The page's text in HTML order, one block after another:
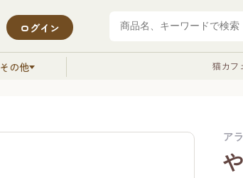
ログイン
その他 猫カフ
ア